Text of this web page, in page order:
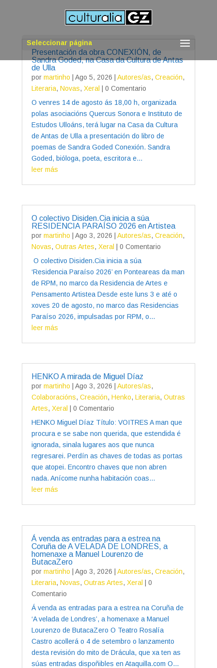
Seleccionar página
Presentación da obra CONEXIÓN, de
Sandra Goded, na Casa da Cultura de Antas
de Ulla
por martinho Ago 5, 2026 Autores/as, Creación,
Literaria, Novas, Xeral
| 0 Comentario
O venres 14 de agosto ás 18,00 h, organizada
polas asociacións Quercus Sonora e Instituto de
Estudos Ulloáns, terá lugar na Casa da Cultura
de Antas de Ulla a presentación do libro de
poemas de Sandra Goded Conexión. Sandra
Goded, bióloga, poeta, escritora e...
leer más
O colectivo Disiden.Cia inicia a súa
RESIDENCIA PARAÍSO 2026 en Artistea
por martinho Ago 3, 2026 Autores/as, Creación,
Novas, Outras Artes, Xeral
| 0 Comentario
O colectivo Disiden.Cia inicia a súa
‘Residencia Paraíso 2026’ en Ponteareas da man
de RPM, no marco da Residencia de Artes e
Pensamento Artistea Desde este luns 3 e até o
xoves 20 de agosto, no marco das Residencias
Paraíso 2026, impulsadas por RPM, o...
leer más
HENKO A mirada de Miguel Díaz
por martinho Ago 3, 2026 Autores/as,
Colaboracións, Creación, Henko, Literaria, Outras
Artes, Xeral
| 0 Comentario
HENKO Miguel Díaz Título: VOITRES A man que
procura e se sabe non querida, que estendida é
ignorada, sinala lugares aos que nunca
regresarei. Perdín as chaves de todas as portas
que atopei. Encontro chaves que non abren
nada. Anícome nunha habitación coas...
leer más
Á venda as entradas para a estrea na
Coruña de A VELADA DE LONDRES, a
homenaxe a Manuel Lourenzo de
ButacaZero
por martinho Ago 3, 2026 Autores/as, Creación,
Literaria, Novas, Outras Artes, Xeral
| 0
Comentario
Á venda as entradas para a estrea na Coruña de
‘A velada de Londres’, a homenaxe a Manuel
Lourenzo de ButacaZero O Teatro Rosalía
Castro acollerá o 4 de setembro o lanzamento
desta revisión do mito de Drácula, que xa ten as
súas entradas dispoñibles en Ataquilla.com O...